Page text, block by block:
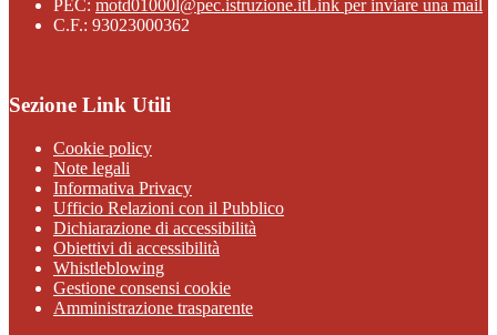
PEC: motd01000l@pec.istruzione.itLink per inviare una mail
C.F.: 93023000362
Sezione Link Utili
Cookie policy
Note legali
Informativa Privacy
Ufficio Relazioni con il Pubblico
Dichiarazione di accessibilità
Obiettivi di accessibilità
Whistleblowing
Gestione consensi cookie
Amministrazione trasparente